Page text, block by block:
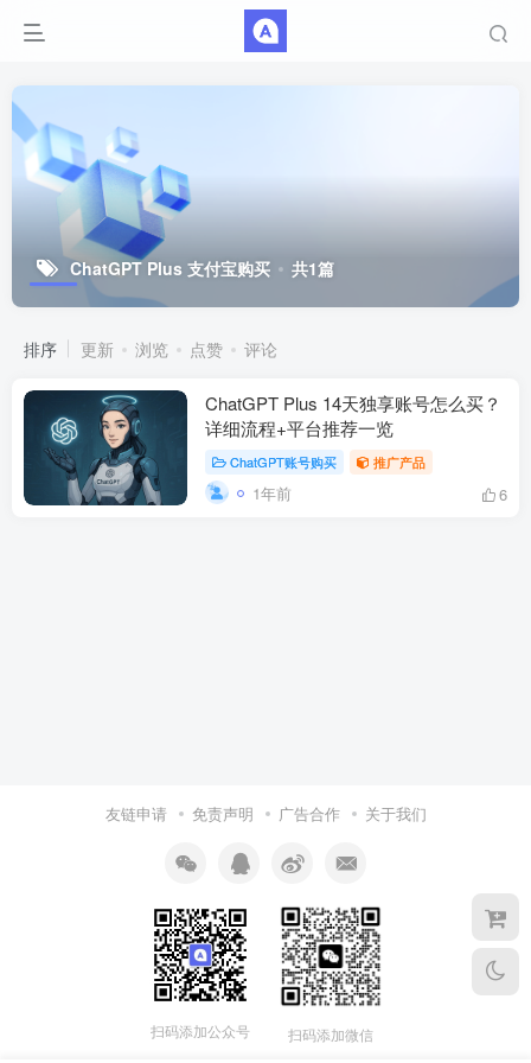
ChatGPT Plus 支付宝购买 共1篇
排序 更新 浏览 点赞 评论
ChatGPT Plus 14天独享账号怎么买？
详细流程+平台推荐一览
ChatGPT账号购买 推广产品
1年前 6
友链申请 免责声明 广告合作 关于我们
扫码添加公众号 扫码添加微信